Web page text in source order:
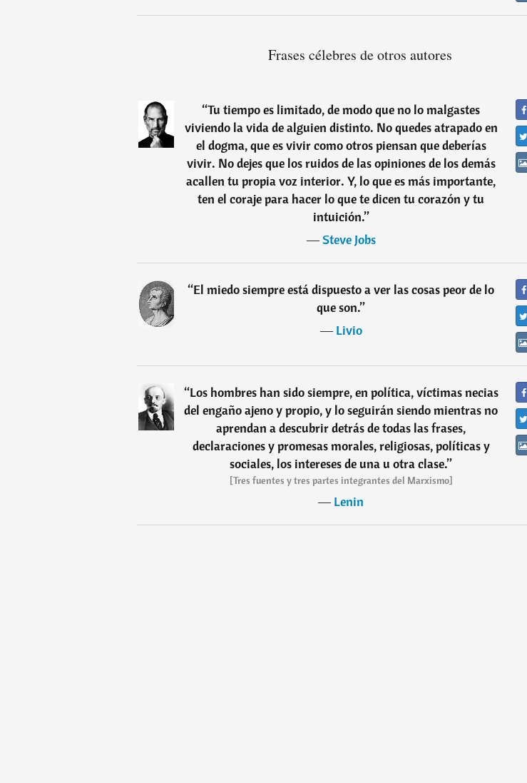
Frases célebres de otros autores
“Tu tiempo es limitado, de modo que no lo malgastes
viviendo la vida de alguien distinto. No quedes atrapado en
el dogma, que es vivir como otros piensan que deberías
vivir. No dejes que los ruidos de las opiniones de los demás
acallen tu propia voz interior. Y, lo que es más importante,
ten el coraje para hacer lo que te dicen tu corazón y tu
intuición.”
―Steve Jobs
“El miedo siempre está dispuesto a ver las cosas peor de lo
que son.”
―Livio
“Los hombres han sido siempre, en política, víctimas necias
del engaño ajeno y propio, y lo seguirán siendo mientras no
aprendan a descubrir detrás de todas las frases,
declaraciones y promesas morales, religiosas, políticas y
sociales, los intereses de una u otra clase.”
[Tres fuentes y tres partes integrantes del Marxismo]
―Lenin